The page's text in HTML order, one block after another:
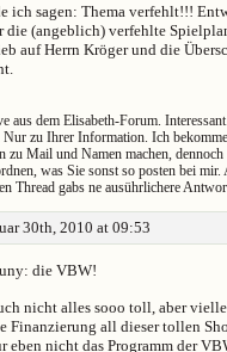
ich sagen: Thema verfehlt!!!
die (angeblich) verfehlte
auf Herrn Kröger und die
aus dem Elisabeth-Forum.
Nur zu Ihrer Information. Ich
zu Mail und Namen machen,
was Sie sonst so posten bei mir.
Thread gabs ne ausührlichere
30th, 2010 at 09:53
die VBW!
nicht alles sooo toll, aber
Finanzierung all dieser tollen
eben nicht das Programm der